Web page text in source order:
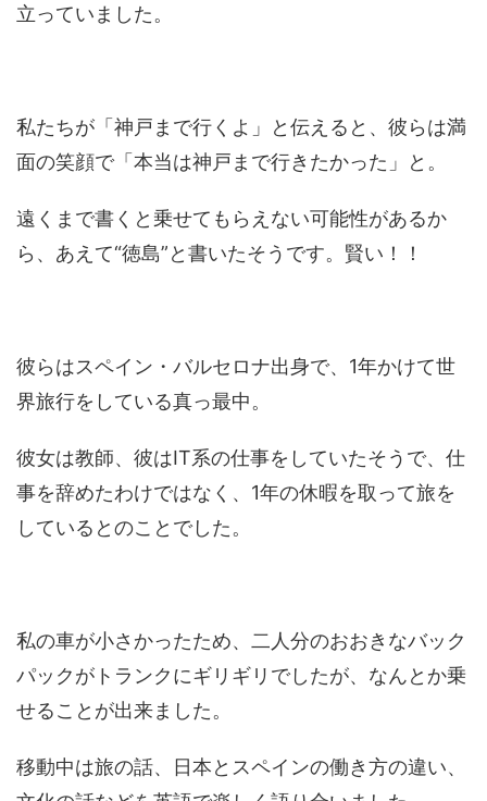
立っていました。
私たちが「神戸まで行くよ」と伝えると、彼らは満
面の笑顔で「本当は神戸まで行きたかった」と。
遠くまで書くと乗せてもらえない可能性があるか
ら、あえて“徳島”と書いたそうです。賢い！！
彼らはスペイン・バルセロナ出身で、1年かけて世
界旅行をしている真っ最中。
彼女は教師、彼はIT系の仕事をしていたそうで、仕
事を辞めたわけではなく、1年の休暇を取って旅を
しているとのことでした。
私の車が小さかったため、二人分のおおきなバック
パックがトランクにギリギリでしたが、なんとか乗
せることが出来ました。
移動中は旅の話、日本とスペインの働き方の違い、